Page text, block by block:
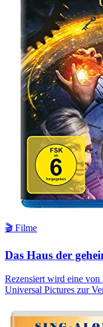
🎬 Filme
Das Haus der
Rezensiert wird eine
Universal Pictures zur